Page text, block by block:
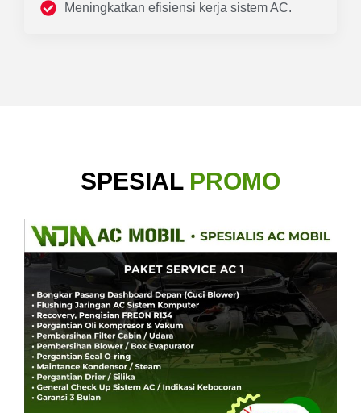
Meningkatkan efisiensi kerja sistem AC.
SPESIAL PROMO